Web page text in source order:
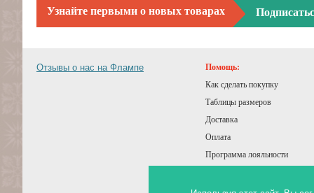
Узнайте первыми о новых товарах
Отзывы о нас на Флампе
Помощь:
Как сделать покупку
Таблицы размеров
Доставка
Оплата
Программа лояльности
Советы покупателям